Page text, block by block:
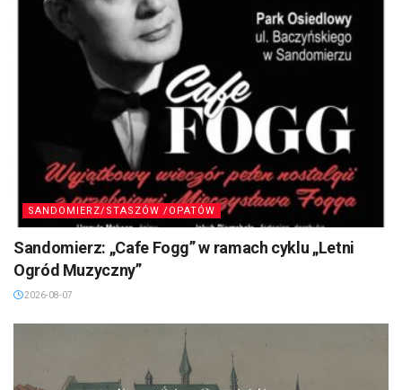
SANDOMIERZ/STASZÓW /OPATÓW
Sandomierz: „Cafe Fogg” w ramach cyklu „Letni
Ogród Muzyczny”
2026-08-07